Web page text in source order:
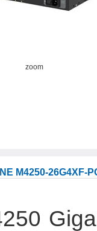
zoom
M4250-26G4XF-